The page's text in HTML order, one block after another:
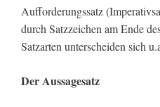
Aufforderungssatz
durch Satzzeichen am Ende
Satzarten unterscheiden sich
Der Aussagesatz